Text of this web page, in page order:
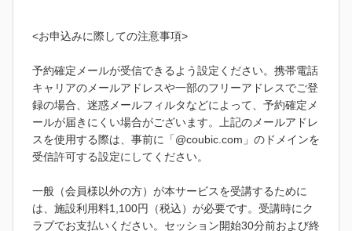
<お申込みに際しての注意事項>
予約確定メールが受信できるよう設定ください。携帯電話
キャリアのメールアドレスや一部のフリーアドレスでご登
録の場合、迷惑メールフィルタなどによって、予約確定メ
ールが届きにくい場合がございます。上記のメールアドレ
スを使用する際は、事前に「@coubic.com」のドメインを
受信許可する設定にしてください。
一般（会員様以外の方）が本サービスを受講するために
は、施設利用料1,100円（税込）が必要です。受講時にク
ラブでお支払いください。セッション開始30分前および終